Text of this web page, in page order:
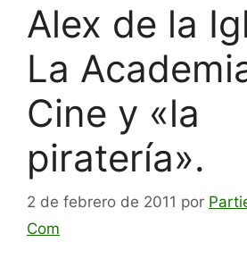
Alex de la
La
Cine y «la
piratería».
2 de febrero de 2011 por
Com